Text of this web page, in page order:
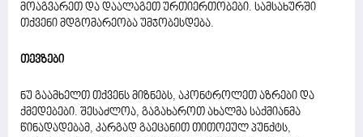
მოაგვარეთ და დაალაგეთ ურთიერთობები. სამსახურში
თქვენი მდგომარეობა უმჯობესდება.
თევზები
ნუ გაამხელთ თქვენს მიზნებს, აკონტროლეთ აზრები და
ქმედებები. შესაძლოა, გაგახაროთ ახალმა საქმიანმა
წინადადებამ, კარგად გაეცანით თითოეულ პუნქტს,